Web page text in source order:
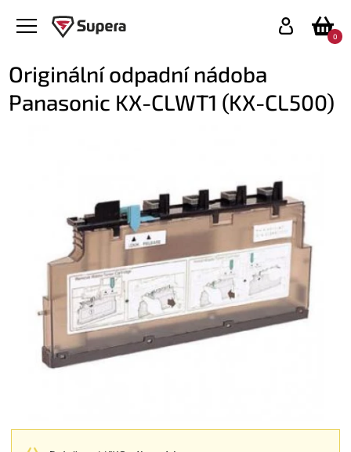
0
Originální odpadní nádoba
Panasonic KX-CLWT1 (KX-CL500)